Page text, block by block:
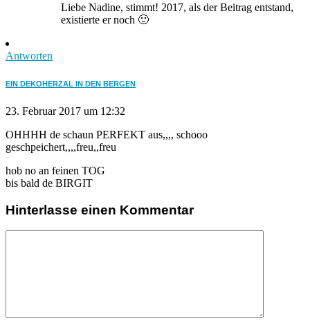
Liebe Nadine, stimmt! 2017, als der Beitrag entstand,
existierte er noch 🙂
Antworten
EIN DEKOHERZAL IN DEN BERGEN
23. Februar 2017 um 12:32
OHHHH de schaun PERFEKT aus,,,, schooo
geschpeichert,,,,freu,,freu
hob no an feinen TOG
bis bald de BIRGIT
Hinterlasse einen Kommentar